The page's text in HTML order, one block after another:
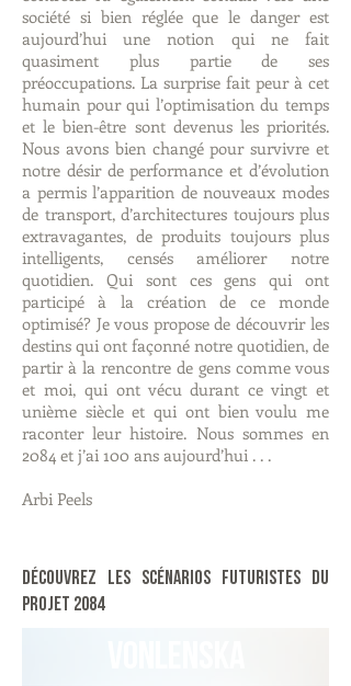
société si bien réglée que le danger est
aujourd’hui une notion qui ne fait
quasiment plus partie de ses
préoccupations. La surprise fait peur à cet
humain pour qui l’optimisation du temps
et le bien-être sont devenus les priorités.
Nous avons bien changé pour survivre et
notre désir de performance et d’évolution
a permis l’apparition de nouveaux modes
de transport, d’architectures toujours plus
extravagantes, de produits toujours plus
intelligents, censés améliorer notre
quotidien. Qui sont ces gens qui ont
participé à la création de ce monde
optimisé? Je vous propose de découvrir les
destins qui ont façonné notre quotidien, de
partir à la rencontre de gens comme vous
et moi, qui ont vécu durant ce vingt et
unième siècle et qui ont bien voulu me
raconter leur histoire. Nous sommes en
2084 et j’ai 100 ans aujourd’hui . . .
Arbi Peels
Découvrez les scénarios futuristes du
projet 2084